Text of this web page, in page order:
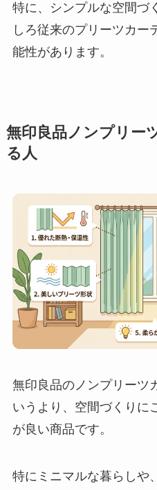
特に、シンプルな空間づ
しろ従来のプリーツカー
能性があります。
無印良品ノンプリー
る人
無印良品のノンプリーツ
いうより、空間づくりに
が良い商品です。
特にミニマルな暮らしや